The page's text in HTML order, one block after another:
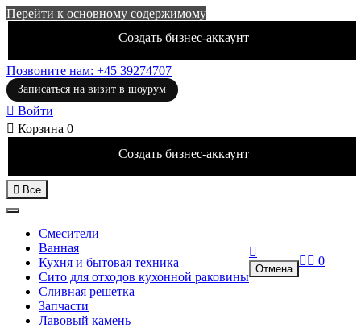
Перейти к основному содержимому
Создать бизнес-аккаунт
Позвоните нам: +45 39274707
Записаться на визит в шоурум
 Войти
 Корзина 0
Создать бизнес-аккаунт
 Все
Смесители
Ванная
Кухня и бытовая техника
Сито для отходов кухонной раковины
Сливная решетка
Запчасти
Лавовый камень

Отмена
  0